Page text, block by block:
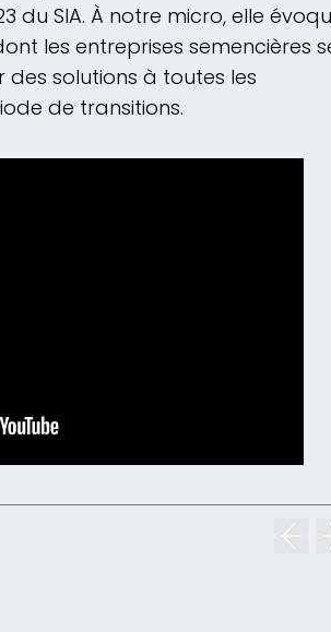
du SIA. À notre micro, elle
les entreprises semencières
solutions à toutes les
de transitions.